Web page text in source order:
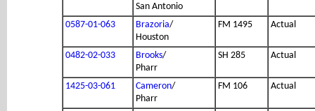
San Antonio
0587-01-063 Brazoria/
Houston
FM 1495 Actual
0482-02-033 Brooks/
Pharr
SH 285 Actual
1425-03-061 Cameron/
Pharr
FM 106 Actual